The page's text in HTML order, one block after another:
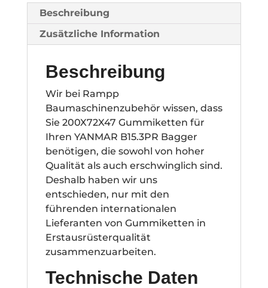
Beschreibung
Zusätzliche Information
Beschreibung
Wir bei Rampp
Baumaschinenzubehör wissen, dass
Sie 200X72X47 Gummiketten für
Ihren YANMAR B15.3PR Bagger
benötigen, die sowohl von hoher
Qualität als auch erschwinglich sind.
Deshalb haben wir uns
entschieden, nur mit den
führenden internationalen
Lieferanten von Gummiketten in
Erstausrüsterqualität
zusammenzuarbeiten.
Technische Daten